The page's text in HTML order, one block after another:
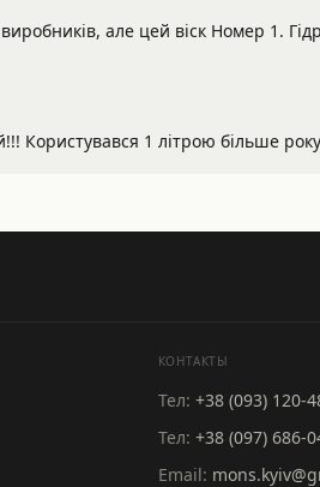
але цей віск Номер 1.
Користувався 1 літрою більше
КОНТАКТЫ
Тел: +38 (093) 120-
Тел: +38 (097) 686-
Email: